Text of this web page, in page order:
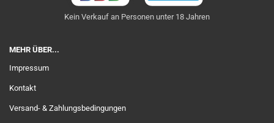
Kein Verkauf an Personen unter 18 Jahren
MEHR ÜBER...
Impressum
Kontakt
Versand- & Zahlungsbedingungen